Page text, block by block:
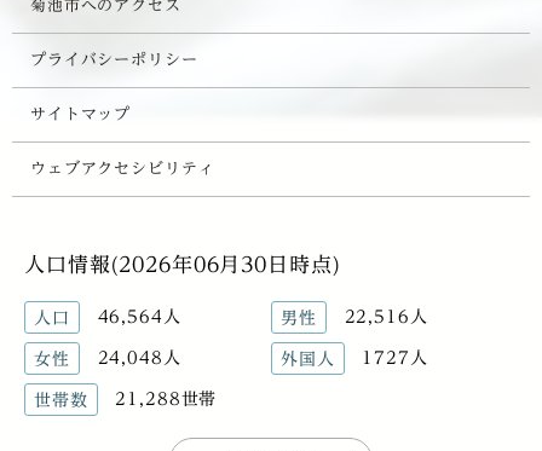
菊池市へのアクセス
プライバシーポリシー
サイトマップ
ウェブアクセシビリティ
人口情報(2026年06月30日時点)
人口 46,564人 男性 22,516人
女性 24,048人 外国人 1727人
世帯数 21,288世帯